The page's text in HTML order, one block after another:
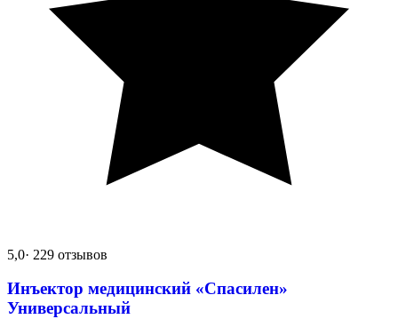
5,0· 229 отзывов
Инъектор медицинский «Спасилен»
Универсальный